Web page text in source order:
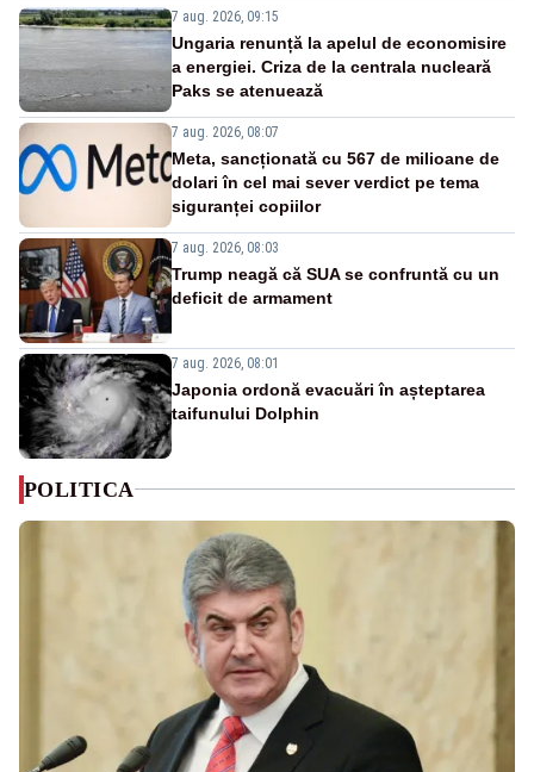
7 aug. 2026, 09:15
Ungaria renunță la apelul de economisire
a energiei. Criza de la centrala nucleară
Paks se atenuează
7 aug. 2026, 08:07
Meta, sancționată cu 567 de milioane de
dolari în cel mai sever verdict pe tema
siguranței copiilor
7 aug. 2026, 08:03
Trump neagă că SUA se confruntă cu un
deficit de armament
7 aug. 2026, 08:01
Japonia ordonă evacuări în așteptarea
taifunului Dolphin
POLITICA